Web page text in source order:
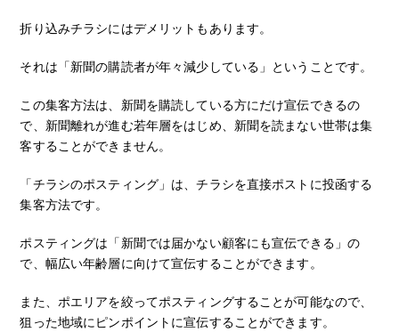
折り込みチラシにはデメリットもあります。
それは「新聞の購読者が年々減少している」ということです。
この集客方法は、新聞を購読している方にだけ宣伝できるの
で、新聞離れが進む若年層をはじめ、新聞を読まない世帯は集
客することができません。
「チラシのポスティング」は、チラシを直接ポストに投函する
集客方法です。
ポスティングは「新聞では届かない顧客にも宣伝できる」の
で、幅広い年齢層に向けて宣伝することができます。
また、ポエリアを絞ってポスティングすることが可能なので、
狙った地域にピンポイントに宣伝することができます。